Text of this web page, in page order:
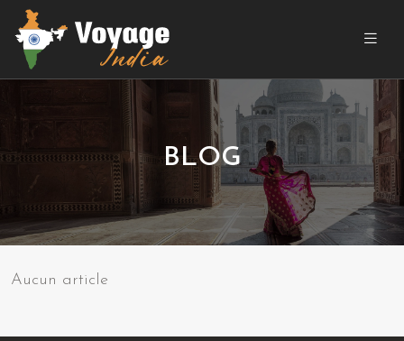
BLOG
Aucun article